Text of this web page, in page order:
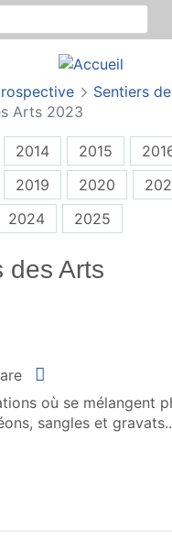
le site
Sentiers
Arts 2023
2014 2015
2019 2020
2024 2025
des Arts
Situer
où se mélangent
sangles et